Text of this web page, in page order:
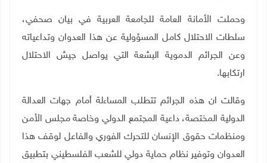
وحملت الأمانة العامة للجامعة العربية في بيان صحفي،
سلطات الاحتلال كامل المسؤولية عن هذا العدوان وتداعياته
وعن الجرائم الدموية البشعة التي يواصل جيش الاحتلال
ارتكابها.
وقالت ان هذه الجرائم تتطلب المساءلة أمام جهات العدالة
الدولية المختصة، داعية المجتمع الدولي وخاصة مجلس الأمن
ومنظمات حقوق الإنسان للتحرك الفوري والفاعل لوقف هذا
العدوان وتوفير نظام حماية دولي للشعب الفلسطيني بتطبيق